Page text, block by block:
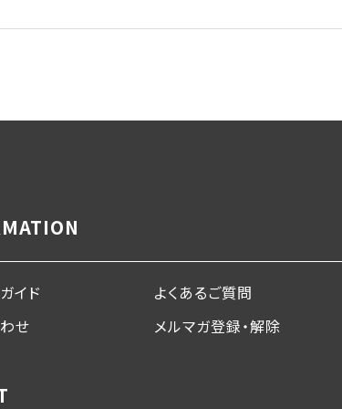
イド よくあるご質問
せ
メルマガ登録・解除